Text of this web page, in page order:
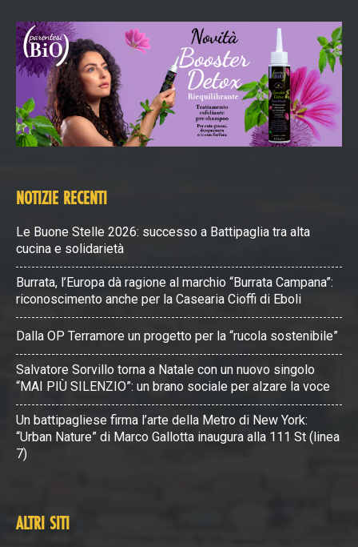
NOTIZIE RECENTI
Le Buone Stelle 2026: successo a Battipaglia tra alta
cucina e solidarietà
Burrata, l’Europa dà ragione al marchio “Burrata Campana”:
riconoscimento anche per la Casearia Cioffi di Eboli
Dalla OP Terramore un progetto per la “rucola sostenibile”
Salvatore Sorvillo torna a Natale con un nuovo singolo
“MAI PIÙ SILENZIO”: un brano sociale per alzare la voce
Un battipagliese firma l’arte della Metro di New York:
“Urban Nature” di Marco Gallotta inaugura alla 111 St (linea
7)
ALTRI SITI